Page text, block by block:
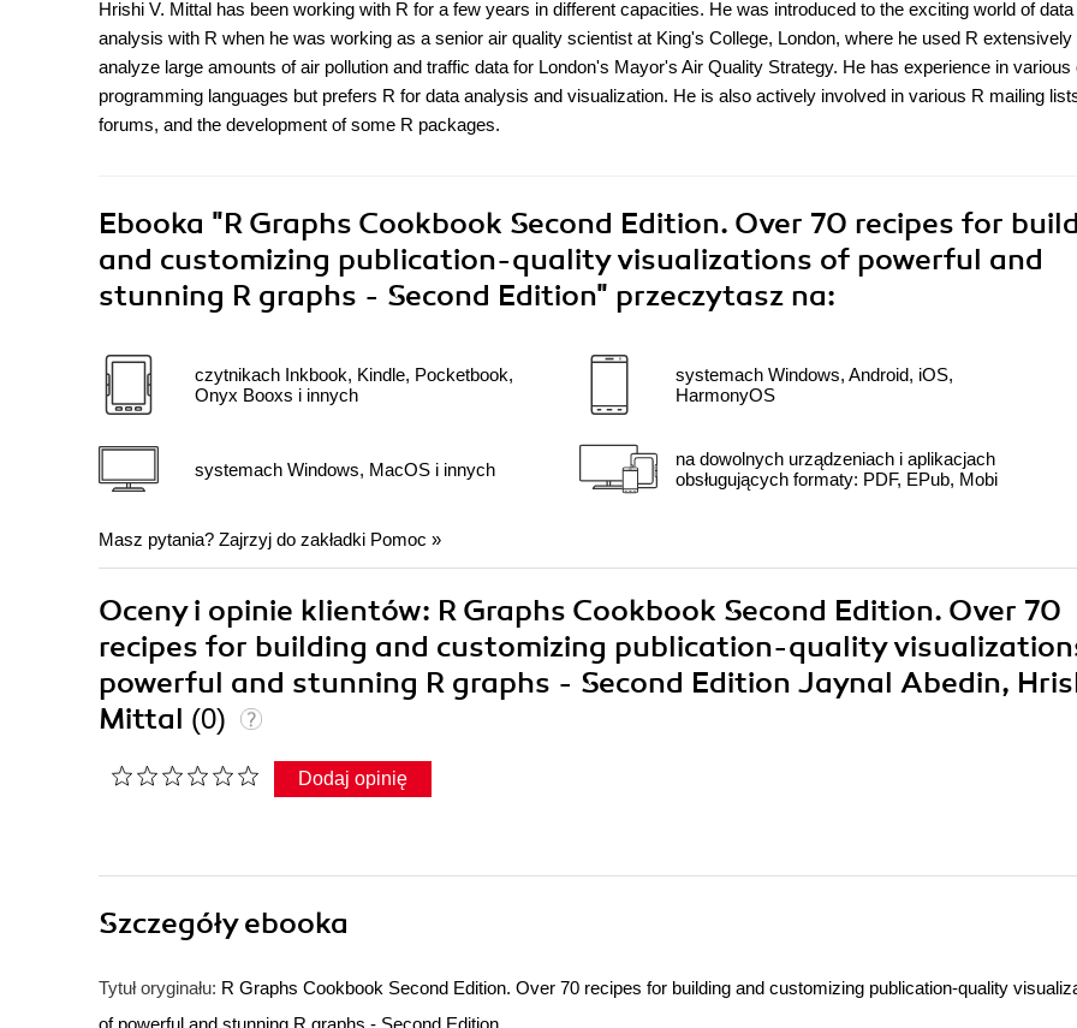
Hrishi V. Mittal has been working with R for a few years in different capacities. He was introduced to the exciting world of data
analysis with R when he was working as a senior air quality scientist at King's College, London, where he used R extensively
analyze large amounts of air pollution and traffic data for London's Mayor's Air Quality Strategy. He has experience in various
programming languages but prefers R for data analysis and visualization. He is also actively involved in various R mailing
forums, and the development of some R packages.
Ebooka "R Graphs Cookbook Second Edition. Over 70 recipes for
and customizing publication-quality visualizations of powerful and
stunning R graphs - Second Edition" przeczytasz na:
czytnikach Inkbook, Kindle, Pocketbook,
Onyx Booxs i innych
systemach Windows, MacOS i innych
systemach Windows, Android, iOS,
HarmonyOS
na dowolnych urządzeniach i aplikacjach
obsługujących formaty: PDF, EPub, Mobi
Masz pytania? Zajrzyj do zakładki Pomoc »
Oceny i opinie klientów: R Graphs Cookbook Second Edition. Over 70
recipes for building and customizing publication-quality
powerful and stunning R graphs - Second Edition Jaynal Abedin,
Mittal (0)
Dodaj opinię
Szczegółyebooka
Tytuł oryginału: R Graphs Cookbook Second Edition. Over 70 recipes for building and customizing publication-quality